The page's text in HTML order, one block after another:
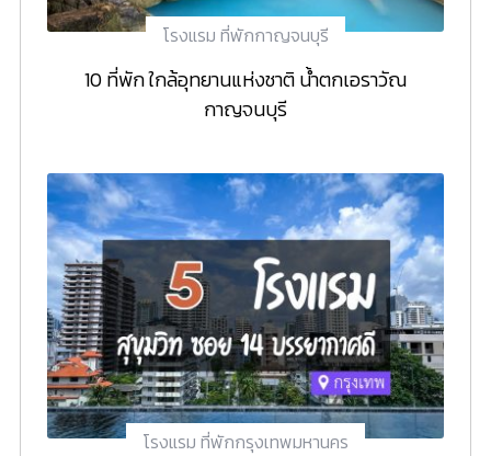
โรงแรม ที่พักกาญจนบุรี
10 ที่พัก ใกล้อุทยานแห่งชาติ น้ำตกเอราวัณ
กาญจนบุรี
โรงแรม ที่พักกรุงเทพมหานคร